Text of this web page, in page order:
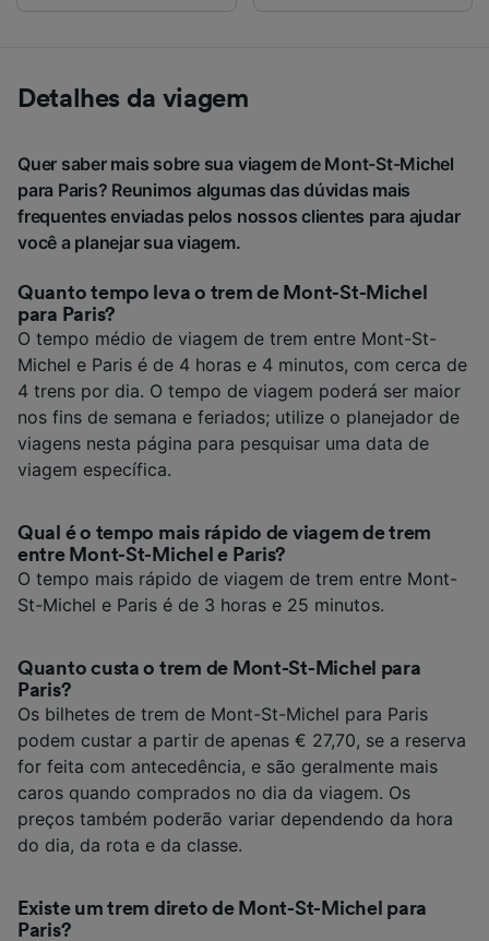
Detalhes da viagem
Quer saber mais sobre sua viagem de Mont-St-Michel
para Paris? Reunimos algumas das dúvidas mais
frequentes enviadas pelos nossos clientes para ajudar
você a planejar sua viagem.
Quanto tempo leva o trem de Mont-St-Michel
para Paris?
O tempo médio de viagem de trem entre Mont-St-
Michel e Paris é de 4 horas e 4 minutos, com cerca de
4 trens por dia. O tempo de viagem poderá ser maior
nos fins de semana e feriados; utilize o planejador de
viagens nesta página para pesquisar uma data de
viagem específica.
Qual é o tempo mais rápido de viagem de trem
entre Mont-St-Michel e Paris?
O tempo mais rápido de viagem de trem entre Mont-
St-Michel e Paris é de 3 horas e 25 minutos.
Quanto custa o trem de Mont-St-Michel para
Paris?
Os bilhetes de trem de Mont-St-Michel para Paris
podem custar a partir de apenas € 27,70, se a reserva
for feita com antecedência, e são geralmente mais
caros quando comprados no dia da viagem. Os
preços também poderão variar dependendo da hora
do dia, da rota e da classe.
Existe um trem direto de Mont-St-Michel para
Paris?